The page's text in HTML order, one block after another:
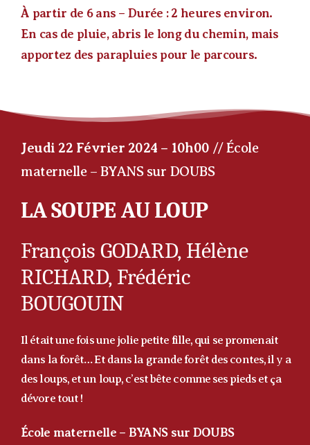
À partir de 6 ans – Durée : 2 heures environ.
En cas de pluie, abris le long du chemin, mais
apportez des parapluies pour le parcours.
Jeudi 22 Février 2024 – 10h00 // École
maternelle – BYANS sur DOUBS
LA SOUPE AU LOUP
François GODARD, Hélène
RICHARD, Frédéric
BOUGOUIN
Il était une fois une jolie petite fille, qui se promenait
dans la forêt… Et dans la grande forêt des contes, il y a
des loups, et un loup, c’est bête comme ses pieds et ça
dévore tout !
École maternelle – BYANS sur DOUBS